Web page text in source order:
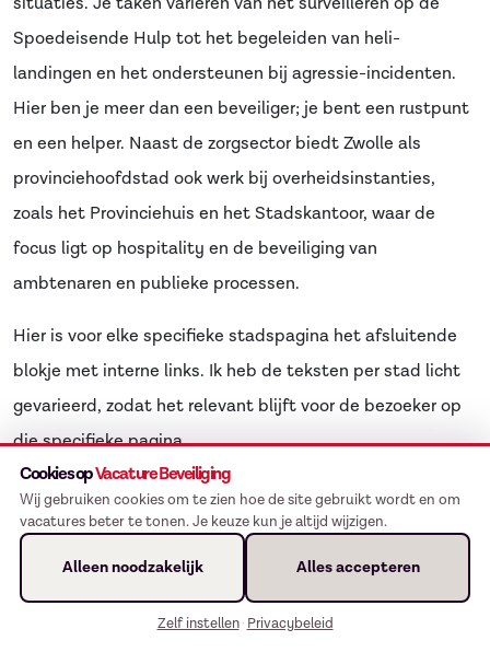
Spoedeisende Hulp tot het begeleiden van heli-
landingen en het ondersteunen bij agressie-incidenten.
Hier ben je meer dan een beveiliger; je bent een rustpunt
en een helper. Naast de zorgsector biedt Zwolle als
provinciehoofdstad ook werk bij overheidsinstanties,
zoals het Provinciehuis en het Stadskantoor, waar de
focus ligt op hospitality en de beveiliging van
ambtenaren en publieke processen.
Hier is voor elke specifieke stadspagina het afsluitende
blokje met interne links. Ik heb de teksten per stad licht
gevarieerd, zodat het relevant blijft voor de bezoeker op
die specifieke pagina.
Kopieer dit blok onderaan de betreffende stadspagina
(bijvoorbeeld na de FAQ of Conclusie).
Hier is voor elke specifieke stadspagina het afsluitende
blokje met interne links. Ik heb de teksten per stad licht
Cookies opVacature Beveiliging
Wij gebruiken cookies om te zien hoe de site gebruikt wordt en om
vacatures beter te tonen. Je keuze kun je altijd wijzigen.
Alleen noodzakelijk Alles accepteren
Zelf instellen · Privacybeleid